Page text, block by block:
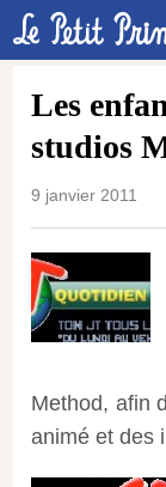
Les
studios
9 janvier 2011
Method, afin
animé et des